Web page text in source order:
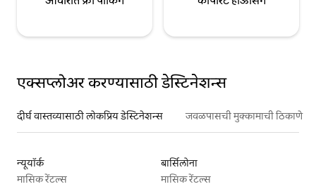
एक्सप्लोअर करण्यासाठी डेस्टिनेशन्स
दीर्घ वास्तव्यासाठी लोकप्रिय डेस्टिनेशन्स जवळपासची मुक्कामाची ठिकाणे
न्यूयॉर्क
मासिक रेंटल्स
बार्सिलोना
मासिक रेंटल्स